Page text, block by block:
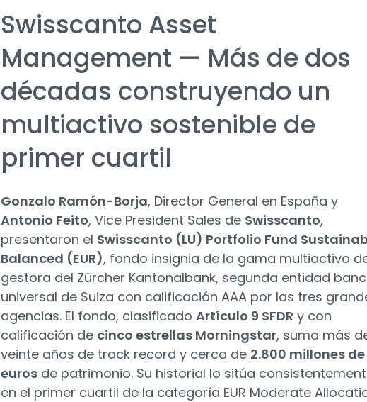
Swisscanto Asset
Management — Más de dos
décadas construyendo un
multiactivo sostenible de
primer cuartil
Gonzalo Ramón-Borja, Director General en España y
Antonio Feito, Vice President Sales de Swisscanto,
presentaron el Swisscanto (LU) Portfolio Fund
Balanced (EUR), fondo insignia de la gama multiactivo
gestora del Zürcher Kantonalbank, segunda entidad
universal de Suiza con calificación AAA por las tres
agencias. El fondo, clasificado Artículo 9 SFDR y con
calificación de cinco estrellas Morningstar, suma más
veinte años de track record y cerca de 2.800 millones de
euros de patrimonio. Su historial lo sitúa
en el primer cuartil de la categoría EUR Moderate